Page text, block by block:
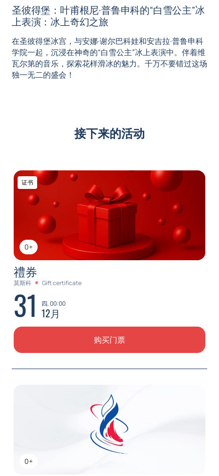
圣彼得堡：叶甫根尼·普鲁申科的“白雪公主”冰
上表演：冰上奇幻之旅
在圣彼得堡冰宫，与安娜·谢尔巴科娃和安吉拉·普鲁申科
学院一起，沉浸在神奇的“白雪公主”冰上表演中。伴着维
瓦尔第的音乐，探索花样滑冰的魅力。千万不要错过这场
独一无二的盛会！
接下来的活动
0+
证书
禮券
莫斯科 Gift certificate
31 四, 00:00
12月
购买门票
0+